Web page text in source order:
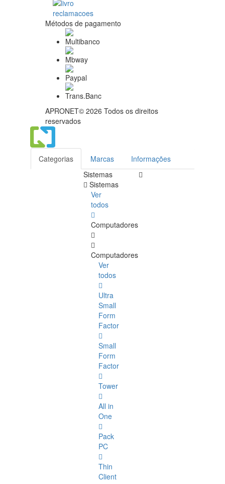
Métodos de pagamento
APRONET© 2026 Todos os direitos
reservados
Categorias Marcas
Informações
Sistemas
Sistemas
Ver
todos
Computadores
Computadores
Ver
todos
Ultra
Small
Form
Factor
Small
Form
Factor
Tower
All in
One
Pack
PC
Thin
Client